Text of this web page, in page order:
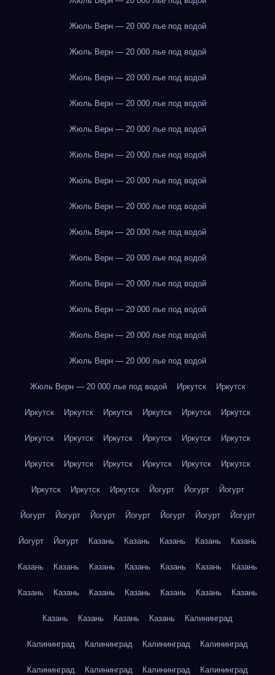
Жюль Верн — 20 000 лье под водой
Жюль Верн — 20 000 лье под водой
Жюль Верн — 20 000 лье под водой
Жюль Верн — 20 000 лье под водой
Жюль Верн — 20 000 лье под водой
Жюль Верн — 20 000 лье под водой
Жюль Верн — 20 000 лье под водой
Жюль Верн — 20 000 лье под водой
Жюль Верн — 20 000 лье под водой
Жюль Верн — 20 000 лье под водой
Жюль Верн — 20 000 лье под водой
Жюль Верн — 20 000 лье под водой
Жюль Верн — 20 000 лье под водой
Жюль Верн — 20 000 лье под водой
Жюль Верн — 20 000 лье под водой Иркутск Иркутск
Иркутск Иркутск Иркутск Иркутск Иркутск Иркутск
Иркутск Иркутск Иркутск Иркутск Иркутск Иркутск
Иркутск Иркутск Иркутск Иркутск Иркутск Иркутск
Иркутск Иркутск Иркутск Йогурт Йогурт Йогурт
Йогурт Йогурт Йогурт Йогурт Йогурт Йогурт Йогурт
Йогурт Йогурт Казань Казань Казань Казань Казань
Казань Казань Казань Казань Казань Казань Казань
Казань Казань Казань Казань Казань Казань Казань
Казань Казань Казань Казань Калининград
Калининград Калининград Калининград Калининград
Калининград Калининград Калининград Калининград